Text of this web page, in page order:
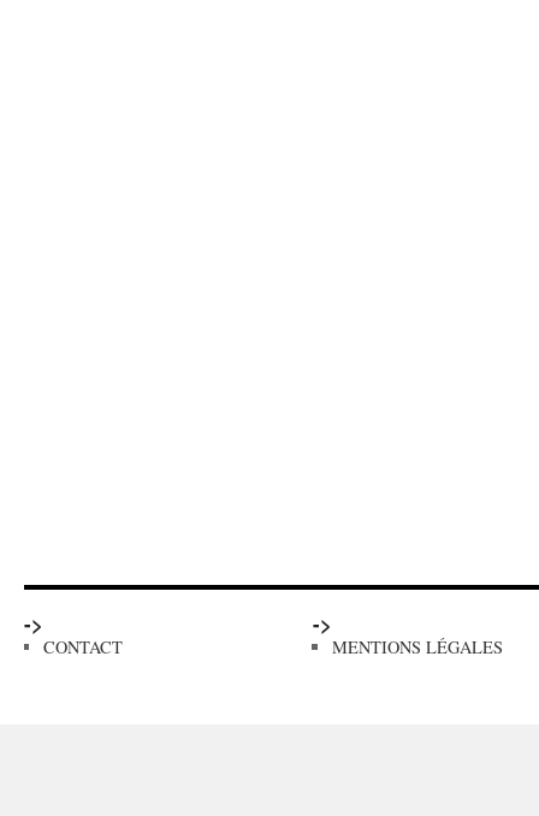
->
CONTACT
->
MENTIONS LÉGALES